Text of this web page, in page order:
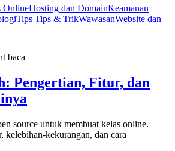
OnlineHosting dan DomainKeamanan
Tips Tips & TrikWawasanWebsite dan
baca
Pengertian, Fitur, dan
source untuk membuat kelas online.
kelebihan-kekurangan, dan cara